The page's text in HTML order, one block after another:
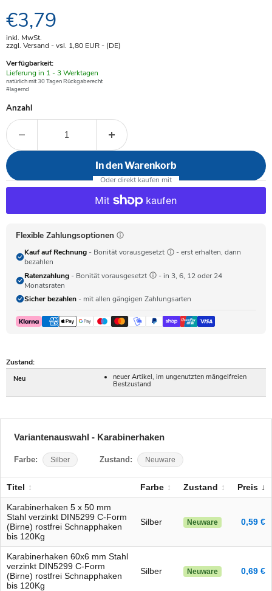
Aktueller Preis
€3,79
inkl. MwSt.
zzgl. Versand - vsl. 1,80 EUR- (DE)
Verfügbarkeit:
Verfügbar
-
Lieferung in 1 - 3 Werktagen
natürlich mit 30 Tagen Rückgaberecht
#lagernd
Anzahl
In den Warenkorb
Flexible Zahlungsoptionen
Kauf auf Rechnung - Bonität vorausgesetzt
- erst erhalten, dann
bezahlen
Ratenzahlung - Bonität vorausgesetzt
- in 3, 6, 12 oder 24
Monatsraten
Sicher bezahlen - mit allen gängigen Zahlungsarten
Zustand:
Neu
neuer Artikel, im ungenutzten mängelfreien
Bestzustand
Variantenauswahl - Karabinerhaken
Farbe: Silber Zustand: Neuware
Titel Farbe Zustand Preis
Karabinerhaken 5 x 50 mm
Stahl verzinkt DIN5299 C-Form
(Birne) rostfrei Schnapphaken
bis 120Kg
Silber Neuware 0,59 €
Karabinerhaken 60x6 mm Stahl
verzinkt DIN5299 C-Form
(Birne) rostfrei Schnapphaken
bis 120Kg
Silber Neuware 0,69 €